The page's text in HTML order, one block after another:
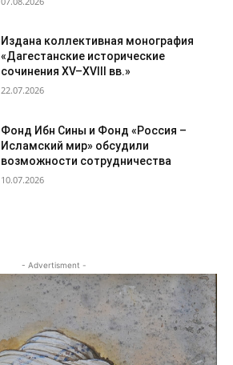
Издана коллективная монография
«Дагестанские исторические
сочинения XV–XVIII вв.»
22.07.2026
Фонд Ибн Сины и Фонд «Россия –
Исламский мир» обсудили
возможности сотрудничества
10.07.2026
- Advertisment -